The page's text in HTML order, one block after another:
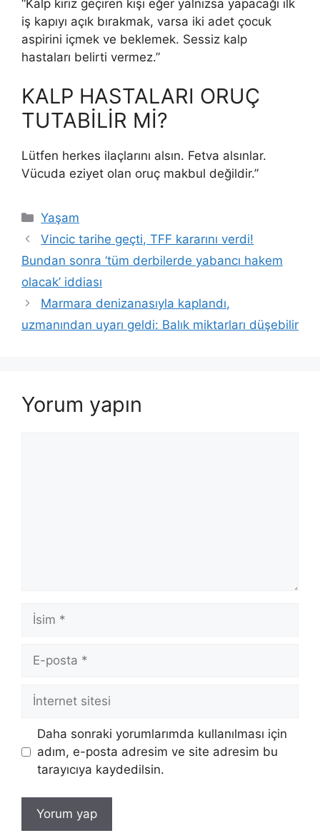
“Kalp kiriz geçiren kişi eğer yalnızsa yapacağı ilk
iş kapıyı açık bırakmak, varsa iki adet çocuk
aspirini içmek ve beklemek. Sessiz kalp
hastaları belirti vermez.”
KALP HASTALARI ORUÇ
TUTABİLİR Mİ?
Lütfen herkes ilaçlarını alsın. Fetva alsınlar.
Vücuda eziyet olan oruç makbul değildir.”
Kategoriler
Yaşam
Vincic tarihe geçti, TFF kararını verdi!
Bundan sonra ‘tüm derbilerde yabancı hakem
olacak’ iddiası
Marmara denizanasıyla kaplandı,
uzmanından uyarı geldi: Balık miktarları düşebilir
Yorum yapın
İsim
posta
İnternet
Daha sonraki yorumlarımda kullanılması için
adım, e-posta adresim ve site adresim bu
tarayıcıya kaydedilsin.